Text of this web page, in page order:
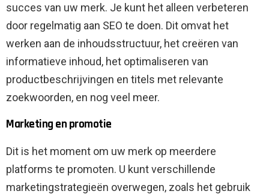
succes van uw merk. Je kunt het alleen verbeteren
door regelmatig aan SEO te doen. Dit omvat het
werken aan de inhoudsstructuur, het creëren van
informatieve inhoud, het optimaliseren van
productbeschrijvingen en titels met relevante
zoekwoorden, en nog veel meer.
Marketing en promotie
Dit is het moment om uw merk op meerdere
platforms te promoten. U kunt verschillende
marketingstrategieën overwegen, zoals het gebruik